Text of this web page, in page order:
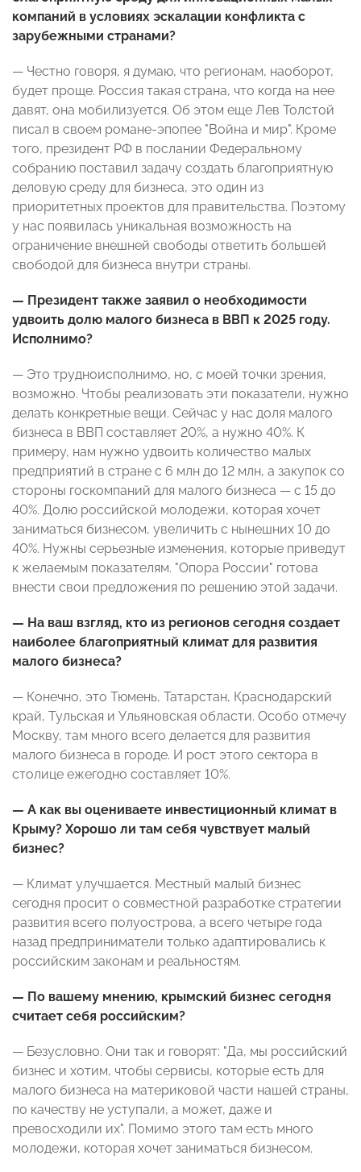
компаний в условиях эскалации конфликта с
зарубежными странами?
— Честно говоря, я думаю, что регионам, наоборот,
будет проще. Россия такая страна, что когда на нее
давят, она мобилизуется. Об этом еще Лев Толстой
писал в своем романе-эпопее "Война и мир". Кроме
того, президент РФ в послании Федеральному
собранию поставил задачу создать благоприятную
деловую среду для бизнеса, это один из
приоритетных проектов для правительства. Поэтому
у нас появилась уникальная возможность на
ограничение внешней свободы ответить большей
свободой для бизнеса внутри страны.
— Президент также заявил о необходимости
удвоить долю малого бизнеса в ВВП к 2025 году.
Исполнимо?
— Это трудноисполнимо, но, с моей точки зрения,
возможно. Чтобы реализовать эти показатели, нужно
делать конкретные вещи. Сейчас у нас доля малого
бизнеса в ВВП составляет 20%, а нужно 40%. К
примеру, нам нужно удвоить количество малых
предприятий в стране с 6 млн до 12 млн, а закупок со
стороны госкомпаний для малого бизнеса — с 15 до
40%. Долю российской молодежи, которая хочет
заниматься бизнесом, увеличить с нынешних 10 до
40%. Нужны серьезные изменения, которые приведут
к желаемым показателям. "Опора России" готова
внести свои предложения по решению этой задачи.
— На ваш взгляд, кто из регионов сегодня создает
наиболее благоприятный климат для развития
малого бизнеса?
— Конечно, это Тюмень, Татарстан, Краснодарский
край, Тульская и Ульяновская области. Особо отмечу
Москву, там много всего делается для развития
малого бизнеса в городе. И рост этого сектора в
столице ежегодно составляет 10%.
— А как вы оцениваете инвестиционный климат в
Крыму? Хорошо ли там себя чувствует малый
бизнес?
— Климат улучшается. Местный малый бизнес
сегодня просит о совместной разработке стратегии
развития всего полуострова, а всего четыре года
назад предприниматели только адаптировались к
российским законам и реальностям.
— По вашему мнению, крымский бизнес сегодня
считает себя российским?
— Безусловно. Они так и говорят: "Да, мы российский
бизнес и хотим, чтобы сервисы, которые есть для
малого бизнеса на материковой части нашей страны,
по качеству не уступали, а может, даже и
превосходили их". Помимо этого там есть много
молодежи, которая хочет заниматься бизнесом.